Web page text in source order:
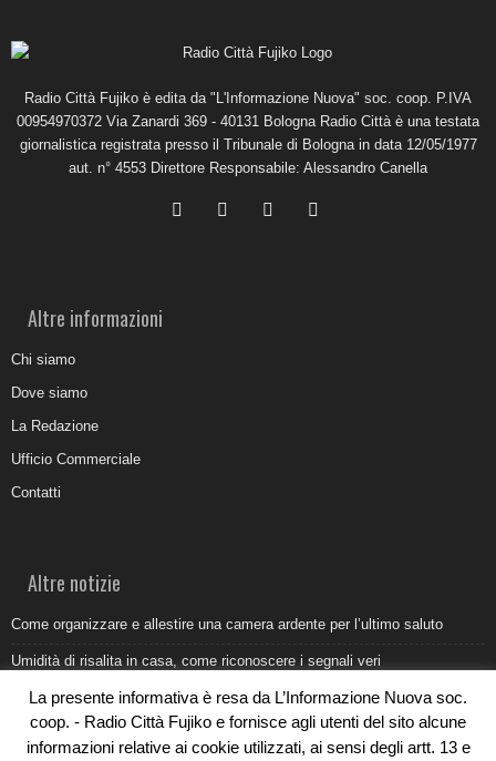
Radio Città Fujiko è edita da "L'Informazione Nuova" soc. coop. P.IVA
00954970372 Via Zanardi 369 - 40131 Bologna Radio Città è una testata
giornalistica registrata presso il Tribunale di Bologna in data 12/05/1977
aut. n° 4553 Direttore Responsabile: Alessandro Canella
Altre informazioni
Chi siamo
Dove siamo
La Redazione
Ufficio Commerciale
Contatti
Altre notizie
Come organizzare e allestire una camera ardente per l’ultimo saluto
Umidità di risalita in casa, come riconoscere i segnali veri
Torna il Sun Donato Festival 2026
Come il busking moderno ridisegna il paesaggio sonoro urbano
La presente informativa è resa da L’Informazione Nuova soc.
coop. - Radio Città Fujiko e fornisce agli utenti del sito alcune
informazioni relative ai cookie utilizzati, ai sensi degli artt. 13 e